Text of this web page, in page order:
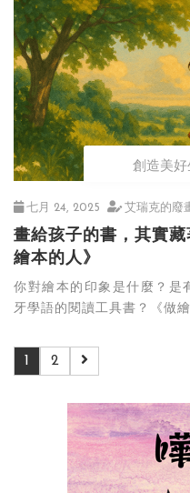
創造美好
七月 24, 2025 艾瑞克的廢
畫給孩子的書，其實
繪本的人》
你對繪本的印象是什麼？是
牙學語的閱讀工具書？《做
1 2